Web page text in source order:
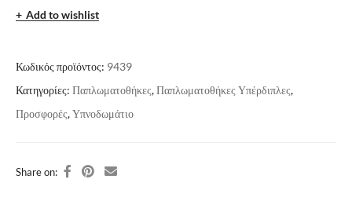
Add to wishlist
Κωδικός προϊόντος: 9439
Κατηγορίες: Παπλωματοθήκες,Παπλωματοθήκες Υπέρδιπλες,
Προσφορές,Υπνοδωμάτιο
Share on: